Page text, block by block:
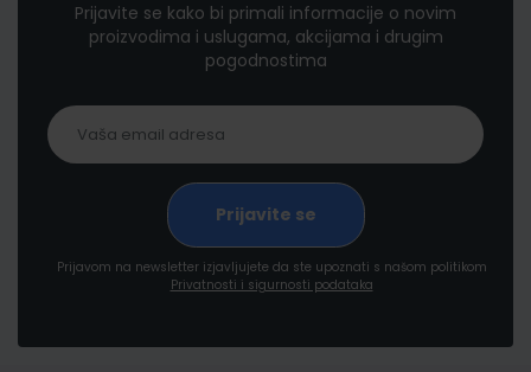
Prijavite se kako bi primali informacije o novim
proizvodima i uslugama, akcijama i drugim
pogodnostima
Prijavom na newsletter izjavljujete da ste upoznati s našom politikom
Privatnosti i sigurnosti podataka